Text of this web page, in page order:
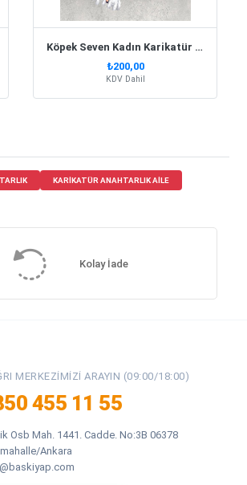
Köpek Seven Kadın Karikatür Biblo Anahtarlık
₺200,00
KDV Dahil
KARIKATÜR ANAHTARLIK AILE
Kolay İade
MERKEZIMIZI ARAYIN (09:00/18:00)
455 11 55
Osb Mah. 1441. Cadde. No:3B 06378
Ankara